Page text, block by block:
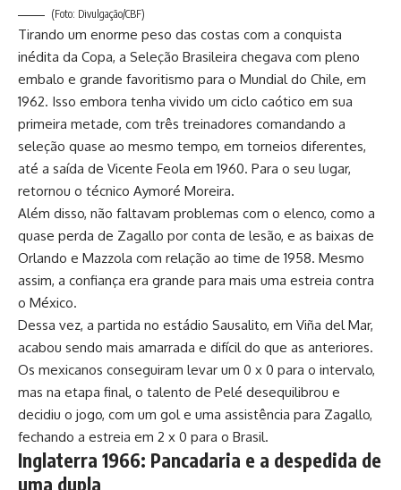
(Foto: Divulgação/CBF)
Tirando um enorme peso das costas com a conquista
inédita da Copa, a Seleção Brasileira chegava com pleno
embalo e grande favoritismo para o Mundial do Chile, em
1962. Isso embora tenha vivido um ciclo caótico em sua
primeira metade, com três treinadores comandando a
seleção quase ao mesmo tempo, em torneios diferentes,
até a saída de Vicente Feola em 1960. Para o seu lugar,
retornou o técnico Aymoré Moreira.
Além disso, não faltavam problemas com o elenco, como a
quase perda de Zagallo por conta de lesão, e as baixas de
Orlando e Mazzola com relação ao time de 1958. Mesmo
assim, a confiança era grande para mais uma estreia contra
o México.
Dessa vez, a partida no estádio Sausalito, em Viña del Mar,
acabou sendo mais amarrada e difícil do que as anteriores.
Os mexicanos conseguiram levar um 0 x 0 para o intervalo,
mas na etapa final, o talento de Pelé desequilibrou e
decidiu o jogo, com um gol e uma assistência para Zagallo,
fechando a estreia em 2 x 0 para o Brasil.
Inglaterra 1966: Pancadaria e a despedida de
uma dupla